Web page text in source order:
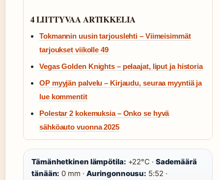
4 LIITTYVAA ARTIKKELIA
Tokmannin uusin tarjouslehti – Viimeisimmät
tarjoukset viikolle 49
Vegas Golden Knights – pelaajat, liput ja historia
OP myyjän palvelu – Kirjaudu, seuraa myyntiä ja
lue kommentit
Polestar 2 kokemuksia – Onko se hyvä
sähköauto vuonna 2025
Tämänhetkinen lämpötila: +22°C · Sademäärä
tänään: 0 mm · Auringonnousu: 5:52 ·